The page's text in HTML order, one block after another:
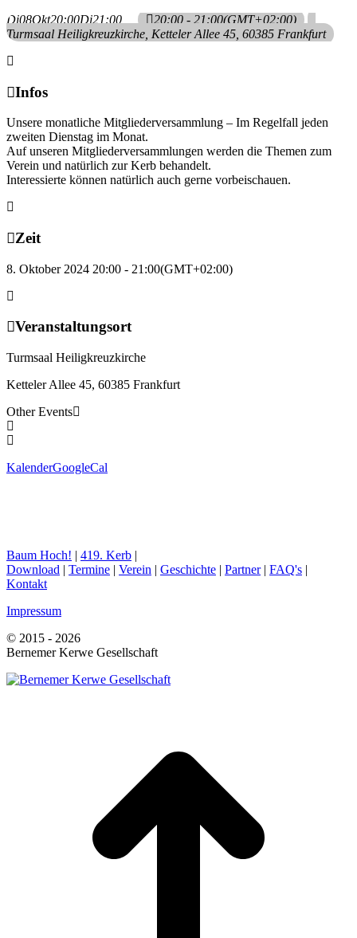
Di08Okt20:00Di21:00 20:00 - 21:00(GMT+02:00)
Turmsaal Heiligkreuzkirche , Ketteler Allee 45, 60385 Frankfurt
Infos
Unsere monatliche Mitgliederversammlung – Im Regelfall jeden
zweiten Dienstag im Monat.
Auf unseren Mitgliederversammlungen werden die Themen zum
Verein und natürlich zur Kerb behandelt.
Interessierte können natürlich auch gerne vorbeischauen.
Zeit
8. Oktober 2024 20:00 - 21:00(GMT+02:00)
Veranstaltungsort
Turmsaal Heiligkreuzkirche
Ketteler Allee 45, 60385 Frankfurt
Other Events
KalenderGoogleCal
Baum Hoch! | 419. Kerb |
Download | Termine | Verein | Geschichte | Partner| FAQ's |
Kontakt
Impressum
© 2015 - 2026
Bernemer Kerwe Gesellschaft